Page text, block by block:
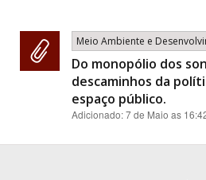
Meio Ambiente e
Do monopólio dos
descaminhos da
espaço público.
Adicionado:7 de Maio as